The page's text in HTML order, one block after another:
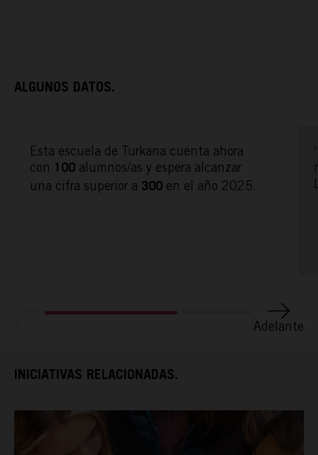
ACTÚA
TAMAYO
CONÓCENOS
ALGUNOS DATOS.
Esta escuela de Turkana cuenta ahora
con
100 alumnos/as y espera alcanzar
una cifra superior a 300 en el año 2025.
Adelante
INICIATIVAS RELACIONADAS.